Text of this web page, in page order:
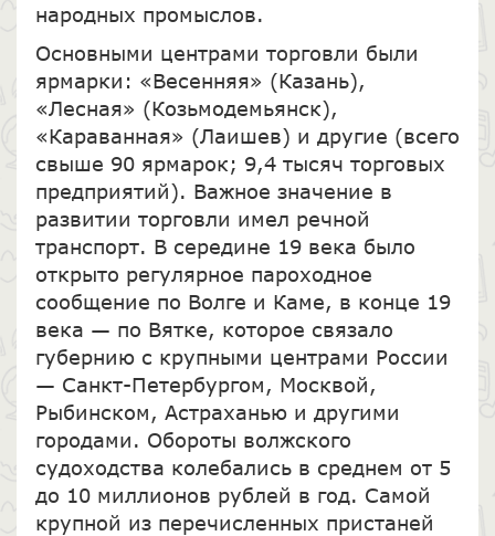
народных промыслов.
Основными центрами торговли были
ярмарки: «Весенняя» (Казань),
«Лесная» (Козьмодемьянск),
«Караванная» (Лаишев) и другие (всего
свыше 90 ярмарок; 9,4 тысяч торговых
предприятий). Важное значение в
развитии торговли имел речной
транспорт. В середине 19 века было
открыто регулярное пароходное
сообщение по Волге и Каме, в конце 19
века — по Вятке, которое связало
губернию с крупными центрами России
— Санкт-Петербургом, Москвой,
Рыбинском, Астраханью и другими
городами. Обороты волжского
судоходства колебались в среднем от 5
до 10 миллионов рублей в год. Самой
крупной из перечисленных пристаней